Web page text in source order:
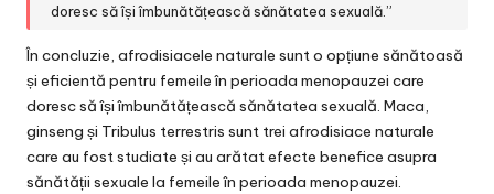
doresc să își îmbunătățească sănătatea sexuală.”
În concluzie, afrodisiacele naturale sunt o opțiune sănătoasă
și eficientă pentru femeile în perioada menopauzei care
doresc să își îmbunătățească sănătatea sexuală. Maca,
ginseng și Tribulus terrestris sunt trei afrodisiace naturale
care au fost studiate și au arătat efecte benefice asupra
sănătății sexuale la femeile în perioada menopauzei.